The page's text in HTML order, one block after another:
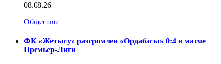
08.08.26
Общество
ФК «Жетысу» разгромлен «Ордабасы» 0:4 в матче
Премьер-Лиги